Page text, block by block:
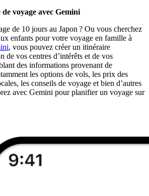
voyage avec Gemini
de 10 jours au Japon ? Ou vous cherchez
enfants pour votre voyage en famille à
, vous pouvez créer un itinéraire
de vos centres d’intérêts et de vos
des informations provenant de
les options de vols, les prix des
les conseils de voyage et bien d’autres
avec Gemini pour planifier un voyage sur